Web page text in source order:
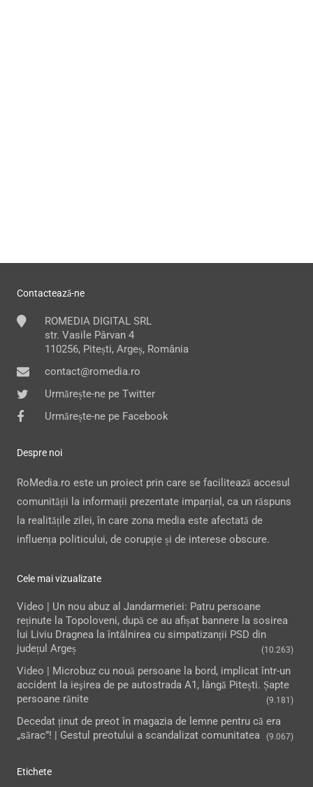
Contactează-ne
ROMEDIA DIGITAL SRL
str. Vasile Pârvan 4
110256, Pitești, Argeș, România
contact@romedia.ro
Urmărește-ne pe Twitter
Urmărește-ne pe Facebook
Despre noi
RoMedia.ro este un proiect prin care se facilitează accesul
comunității la informații prezentate imparțial, ca un răspuns
la realitățile zilei, în care zona media este afectată de
influența politicului, de corupție și de interese obscure.
Cele mai vizualizate
Video | Un nou abuz al Jandarmeriei: Patru persoane
reținute la Topoloveni, după ce au afișat bannere la sosirea
lui Liviu Dragnea la întâlnirea cu simpatizanții PSD din
județul Argeș
(10.263)
Video | Microbuz cu nouă persoane la bord, implicat într-un
accident la ieşirea de pe autostrada A1, lângă Pitești. Șapte
persoane rănite
(9.181)
Decedat ținut de preot în magazia de lemne pentru că era
„sărac”! | Gestul preotului a scandalizat comunitatea
(9.067)
Etichete